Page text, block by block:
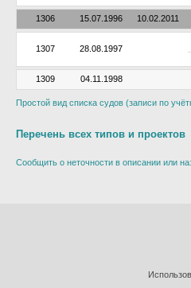
1306 15.07.1996 10.02.2011
1307 28.08.1997
1309 04.11.1998
Простой вид списка судов (записи по
Перечень всех типов и проектов
Сообщить о неточности в описании или